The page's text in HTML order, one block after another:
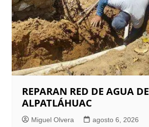
REPARAN RED DE AGUA DE
ALPATLÁHUAC
Miguel Olvera agosto 6, 2026